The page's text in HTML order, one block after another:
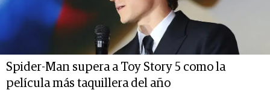
Spider-Man supera a Toy Story 5 como la
película más taquillera del año